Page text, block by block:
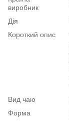
виробник
Дія
Короткий опис
Вид чаю
Форма